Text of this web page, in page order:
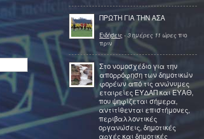
ΠΡΩΤΗ ΓΙΑ ΤΗΝ ΑΣΑ
Ειδήσεις - 3 ημέρες 11 ώρες πιο
πριν
Στο νομοσχέδιο για την
απορρόφηση των δημοτικών
φορέων από τις ανώνυμες
εταιρείες ΕΥΔΑΠ και ΕΥΑΘ,
που ψηφίζεται σήμερα,
αντιτίθενται επιστήμονες,
περιβαλλοντικές
οργανώσεις, δημοτικές
αρχές και δημοτικές